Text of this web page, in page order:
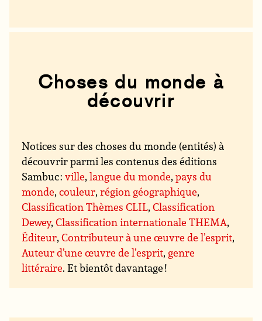
Choses du monde à
découvrir
Notices sur des choses du monde (entités) à
découvrir parmi les contenus des éditions
Sambuc :ville,langue du monde,pays du
monde,couleur,région géographique,
Classification Thèmes CLIL,Classification
Dewey,Classification internationale THEMA,
Éditeur,Contributeur à une œuvre de l’esprit,
Auteur d’une œuvre de l’esprit, genre
littéraire. Et bientôt davantage !